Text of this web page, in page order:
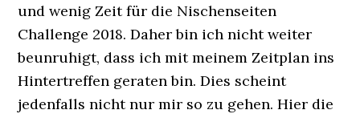
und wenig Zeit für die Nischenseiten
Challenge 2018. Daher bin ich nicht weiter
beunruhigt, dass ich mit meinem Zeitplan ins
Hintertreffen geraten bin. Dies scheint
jedenfalls nicht nur mir so zu gehen. Hier die